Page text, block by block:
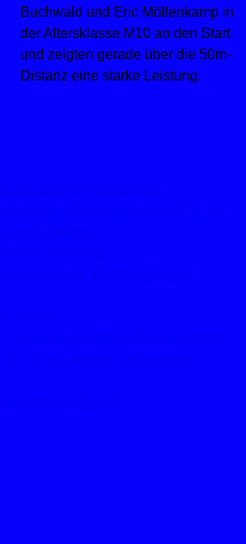
Buchwald und Eric Möllenkamp in
der Altersklasse M10 an den Start
und zeigten gerade über die 50m-
Distanz eine starke Leistung.